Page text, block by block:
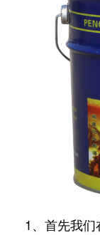
1、首先我们